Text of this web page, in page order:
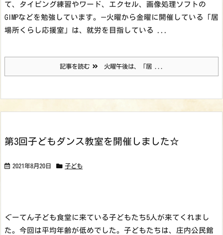
て、タイピング練習やワード、エクセル、画像処理ソフトの
GIMPなどを勉強しています。 —火曜から金曜に開催している「居
場所くらし応援室」は、就労を目指している ...
記事を読む 火曜午後は、「居 ...
第3回子どもダンス教室を開催しました☆
2021年8月20日 子ども
ぐーてん子ども食堂に来ている子どもたち5人が来てくれまし
た。今回は平均年齢が低めでした。 子どもたちは、庄内公民館